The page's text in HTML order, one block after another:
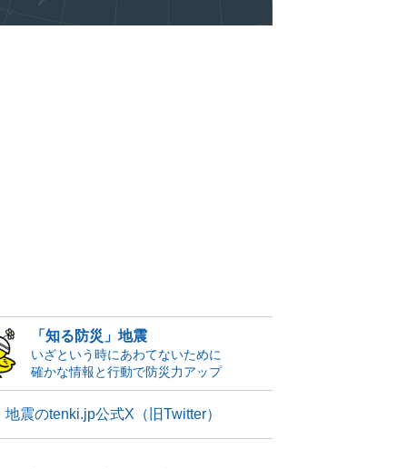
「知る防災」地震
いざという時にあわてないために
確かな情報と行動で防災力アップ
地震のtenki.jp公式X（旧Twitter）